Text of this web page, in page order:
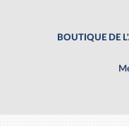
BOUTIQUE DE